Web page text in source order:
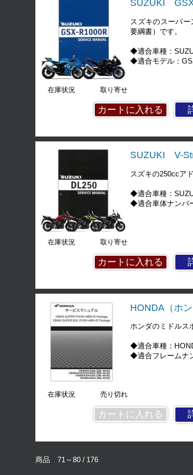
SUZUKI
スズキのスーパ
要綱書）です。
◆適合車種：
◆適合モデル：
在庫状況 取り寄せ
SUZUKI V-
スズキの250ccア
◆適合車種：
◆適合車体ナンバ
在庫状況 取り寄せ
HONDA（ホ
ホンダのミドルス
◆適合車種：
◆適合フレームナ
在庫状況 売り切れ
商品 71～80 / 176